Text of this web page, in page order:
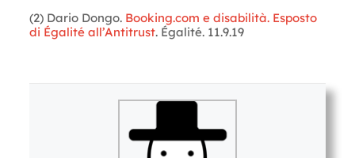
(2) Dario Dongo. Booking.com e disabilità. Esposto
di Égalité all’Antitrust. Égalité. 11.9.19